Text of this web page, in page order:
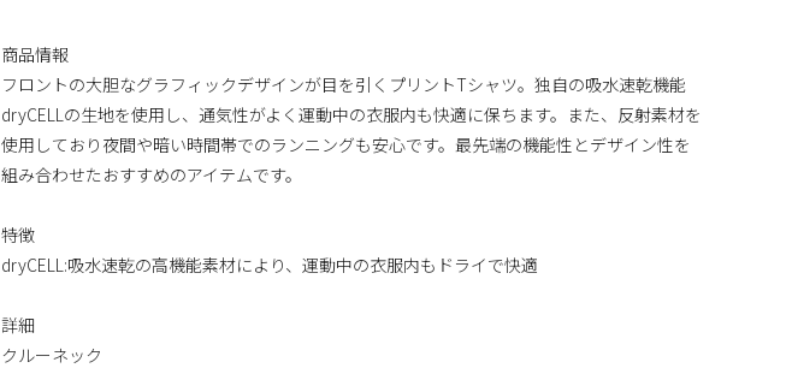
商品情報
フロントの大胆なグラフィックデザインが目を引くプリントTシャツ。独自の吸水速乾機能
dryCELLの生地を使用し、通気性がよく運動中の衣服内も快適に保ちます。また、反射素材を
使用しており夜間や暗い時間帯でのランニングも安心です。最先端の機能性とデザイン性を
組み合わせたおすすめのアイテムです。
特徴
dryCELL:吸水速乾の高機能素材により、運動中の衣服内もドライで快適
詳細
クルーネック